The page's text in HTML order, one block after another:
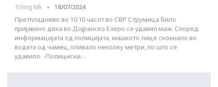
Triling Mk 18/07/2024
Претпладнево во 10:10 часот во СВР Струмица било
пријавено дека во Дојранско Езеро се удавил маж. Според
информацијата од полицијата, машкото лице скокнало во
водата од чамец, пливало неколку метри, по што се
удавило. -Полициски…